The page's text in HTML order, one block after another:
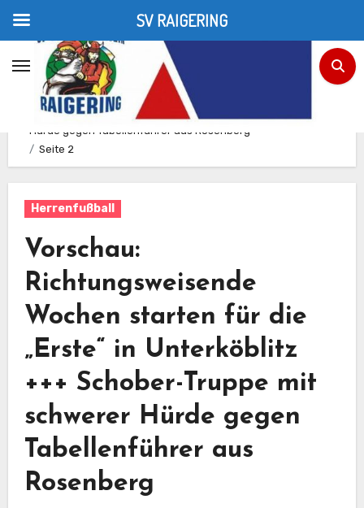
Inhalt
springen
Home
Herrenfußball
Vorschau: Richtungsweisende Wochen starten für die
„Erste“ in Unterköblitz +++ Schober-Truppe mit schwerer
Hürde gegen Tabellenführer aus Rosenberg
Seite 2
Herrenfußball
Vorschau:
Richtungsweisende
Wochen starten für die
„Erste“ in Unterköblitz
+++ Schober-Truppe mit
schwerer Hürde gegen
Tabellenführer aus
Rosenberg
SV RAIGERING